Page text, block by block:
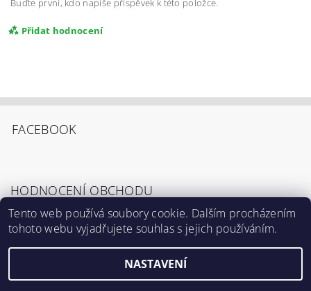
Přidat hodnocení
Souhlasím sPodmínkami ochrany osobních
FACEBOOK
HODNOCENÍ OBCHODU
Zobrazit všechna hodnocení obchodu
2026 ©Výrostci.cz, všechna práva vyhrazena
Tento web používá soubory cookie. Dalším procházením
tohoto webu vyjadřujete souhlas s jejich používáním.
NASTAVENÍ